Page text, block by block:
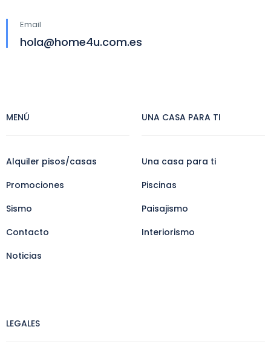
Email
hola@home4u.com.es
MENÚ
Alquiler pisos/casas
Promociones
Sismo
Contacto
Noticias
UNA CASA PARA TI
Una casa para ti
Piscinas
Paisajismo
Interiorismo
LEGALES